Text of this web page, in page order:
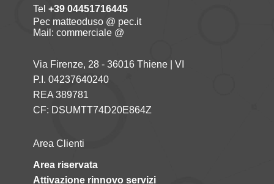
Tel +39 04451716445
Pec matteoduso @ pec.it
Mail: commerciale @
Via Firenze, 28 - 36016 Thiene | VI
P.I. 04237640240
REA 389781
CF: DSUMTT74D20E864Z
Area Clienti
Area riservata
Attivazione rinnovo servizi